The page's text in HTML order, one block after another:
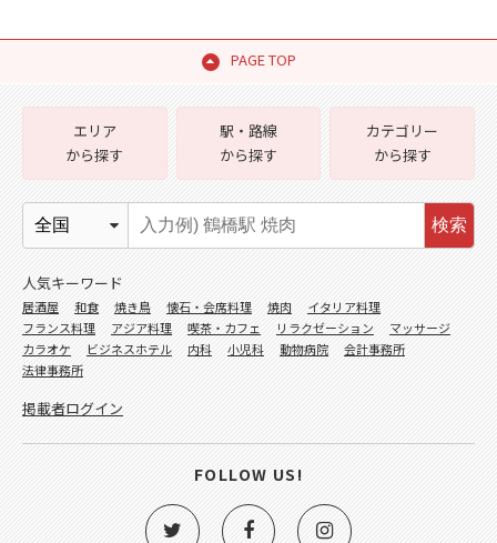
PAGE TOP
エリア
から探す
駅・路線
から探す
カテゴリー
から探す
検索
人気キーワード
居酒屋 和食 焼き鳥 懐石・会席料理 焼肉
イタリア料理
フランス料理
アジア料理 喫茶・カフェ リラクゼーション
マッサージ
カラオケ
ビジネスホテル 内科 小児科 動物病院
会計事務所
法律事務所
掲載者ログイン
FOLLOW US!